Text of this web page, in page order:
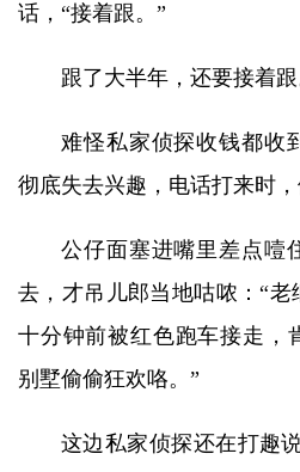
话，“接着跟。”
跟了大半年，还要接着跟
难怪私家侦探收钱都收
彻底失去兴趣，电话打来时，
公仔面塞进嘴里差点噎
去，才吊儿郎当地咕哝：“
十分钟前被红色跑车接走，
别墅偷偷狂欢咯。”
这边私家侦探还在打趣